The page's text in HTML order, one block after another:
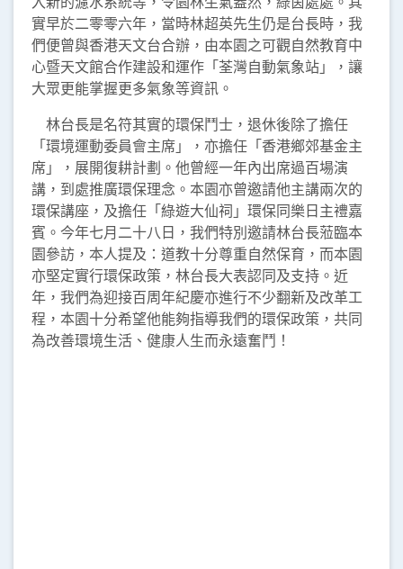
實早於二零零六年，當時林超英先生仍是台長時，我
們便曾與香港天文台合辦，由本園之可觀自然教育中
心暨天文館合作建設和運作「荃灣自動氣象站」，讓
大眾更能掌握更多氣象等資訊。
林台長是名符其實的環保鬥士，退休後除了擔任
「環境運動委員會主席」，亦擔任「香港鄉郊基金主
席」，展開復耕計劃。他曾經一年內出席過百場演
講，到處推廣環保理念。本園亦曾邀請他主講兩次的
環保講座，及擔任「綠遊大仙祠」環保同樂日主禮嘉
賓。今年七月二十八日，我們特別邀請林台長蒞臨本
園參訪，本人提及：道教十分尊重自然保育，而本園
亦堅定實行環保政策，林台長大表認同及支持。近
年，我們為迎接百周年紀慶亦進行不少翻新及改革工
程，本園十分希望他能夠指導我們的環保政策，共同
為改善環境生活、健康人生而永遠奮鬥！